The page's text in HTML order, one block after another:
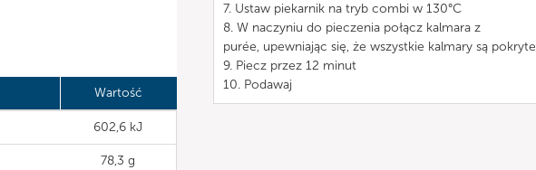
Wartość
602,6 kJ
78,3 g
7. Ustaw piekarnik na tryb combi w 130°C
8. W naczyniu do pieczenia połącz kalmara z
purée, upewniając się, że wszystkie kalmary są pokryte
9. Piecz przez 12 minut
10. Podawaj